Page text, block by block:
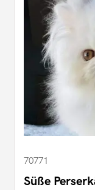
70771
Süße